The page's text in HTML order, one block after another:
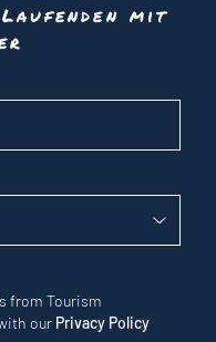
mit
from Tourism
our Privacy Policy